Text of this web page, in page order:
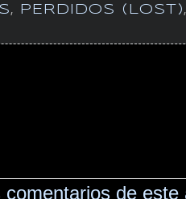
, PERDIDOS (LOST)
de este